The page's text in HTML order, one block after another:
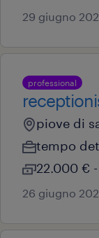
29 giugno
professional
piove di
tempo
22.000 €
26 giugno